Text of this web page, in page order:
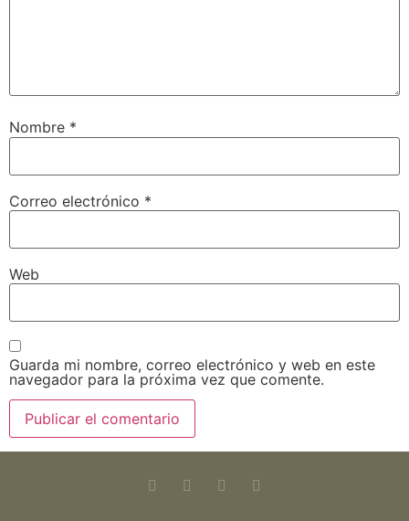
Nombre *
Correo electrónico *
Web
Guarda mi nombre, correo electrónico y web en este
navegador para la próxima vez que comente.